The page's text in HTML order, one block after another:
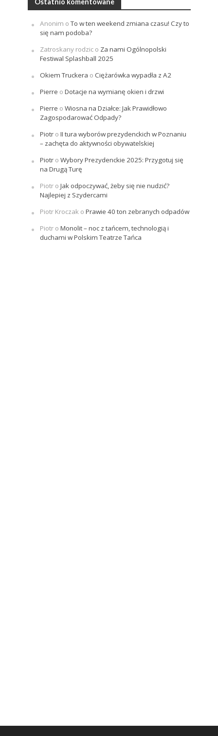
Ostatnio komentowane
Anonim oTo w ten weekend zmiana czasu! Czy to
się nam podoba?
Zatroskany rodzico Za nami Ogólnopolski
Festiwal Splashball 2025
Okiem Truckera o Ciężarówka wypadła z A2
Pierre o Dotacje na wymianę okien i drzwi
Pierre o Wiosna na Działce: Jak Prawidłowo
Zagospodarować Odpady?
Piotro II tura wyborów prezydenckich w Poznaniu
– zachęta do aktywności obywatelskiej
Piotro Wybory Prezydenckie 2025: Przygotuj się
na Drugą Turę
Piotro Jak odpoczywać, żeby się nie nudzić?
Najlepiej z Szydercami
Piotr Kroczako Prawie 40 ton zebranych odpadów
Piotro Monolit – noc z tańcem, technologią i
duchami w Polskim Teatrze Tańca